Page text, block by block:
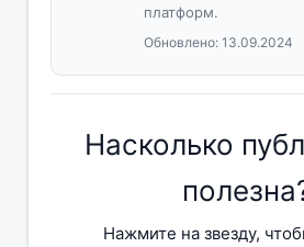
платформ.
Обновлено: 13.09.2024
Насколько
Нажмите на звезду,